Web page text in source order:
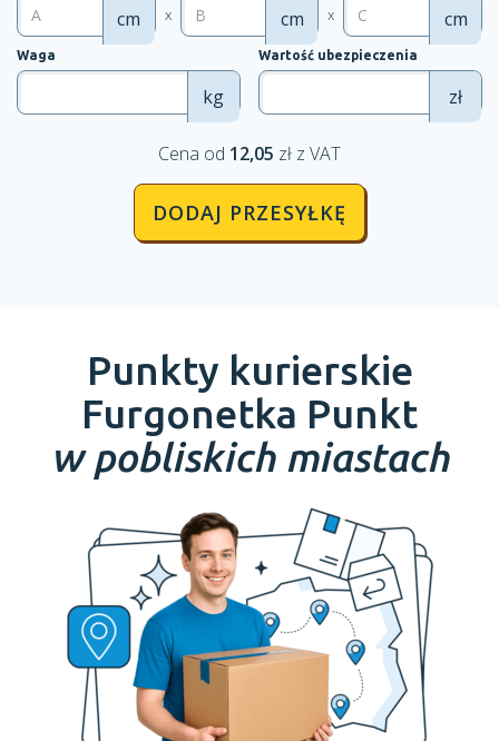
cm x cm x cm
Waga
kg
Wartość ubezpieczenia
zł
Cena od 12,05 zł z VAT
DODAJ PRZESYŁKĘ
Punkty kurierskie
Furgonetka Punkt
w pobliskich miastach